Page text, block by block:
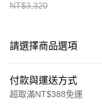
NT$3,320
請選擇商品選項
付款與運送方式
超取滿NT$388免運